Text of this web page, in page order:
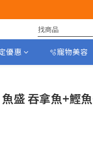
優惠 🫧寵物美容
盛 吞拿魚+鰹